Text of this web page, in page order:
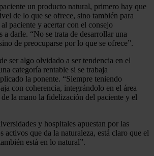
un producto natural, primero hay que
de lo que se ofrece, sino también para
paciente y acertar con el consejo
a darle. “No se trata de desarrollar una
de preocuparse por lo que se ofrece”.
ser algo olvidado a ser tendencia en el
categoría rentable si se trabaja
la ponente. “Siempre teniendo
con coherencia, integrándolo en el área
la mano la fidelización del paciente y el
y hospitales apuestan por las
activos que da la naturaleza, está claro que el
está en lo natural”.